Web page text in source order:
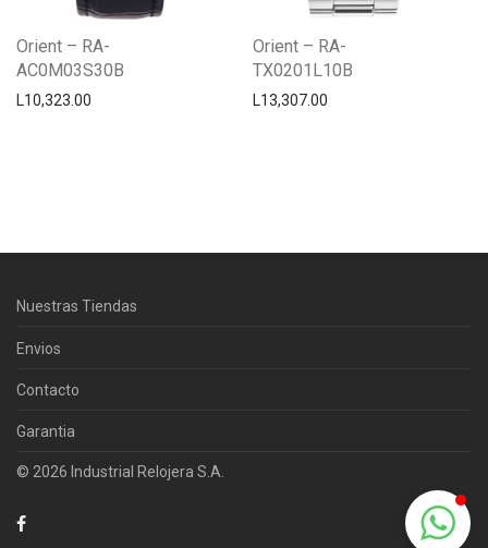
Orient – RA-
AC0M03S30B
L10,323.00
Orient – RA-
TX0201L10B
L13,307.00
Nuestras Tiendas
Envios
Contacto
Garantia
© 2026 Industrial Relojera S.A.